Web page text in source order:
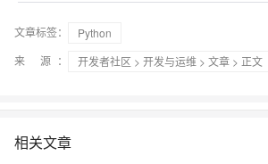
文章标签：
Python
来 源：
开发者社区 > 开发与运维 > 文章 > 正文
相关文章